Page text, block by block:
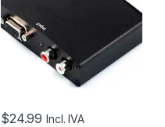
METALICO
$24.99 Incl. IVA